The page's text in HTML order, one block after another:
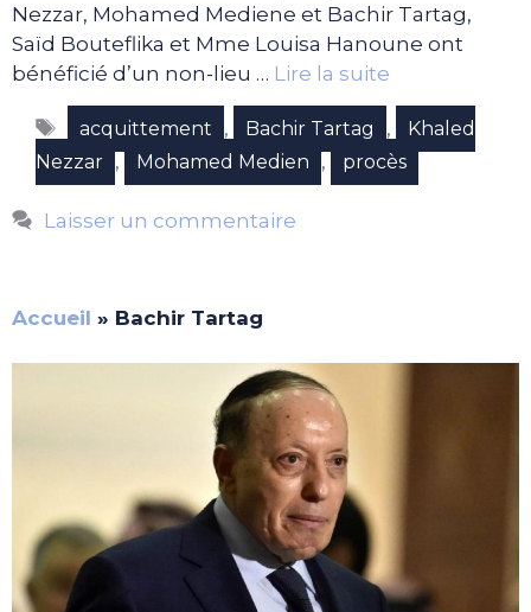
Nezzar, Mohamed Mediene et Bachir Tartag,
Saïd Bouteflika et Mme Louisa Hanoune ont
bénéficié d’un non-lieu … Lire la suite
Étiquettes
acquittement , Bachir Tartag ,
Khaled
Nezzar , Mohamed Medien , procès
Laisser un commentaire
Accueil » Bachir Tartag